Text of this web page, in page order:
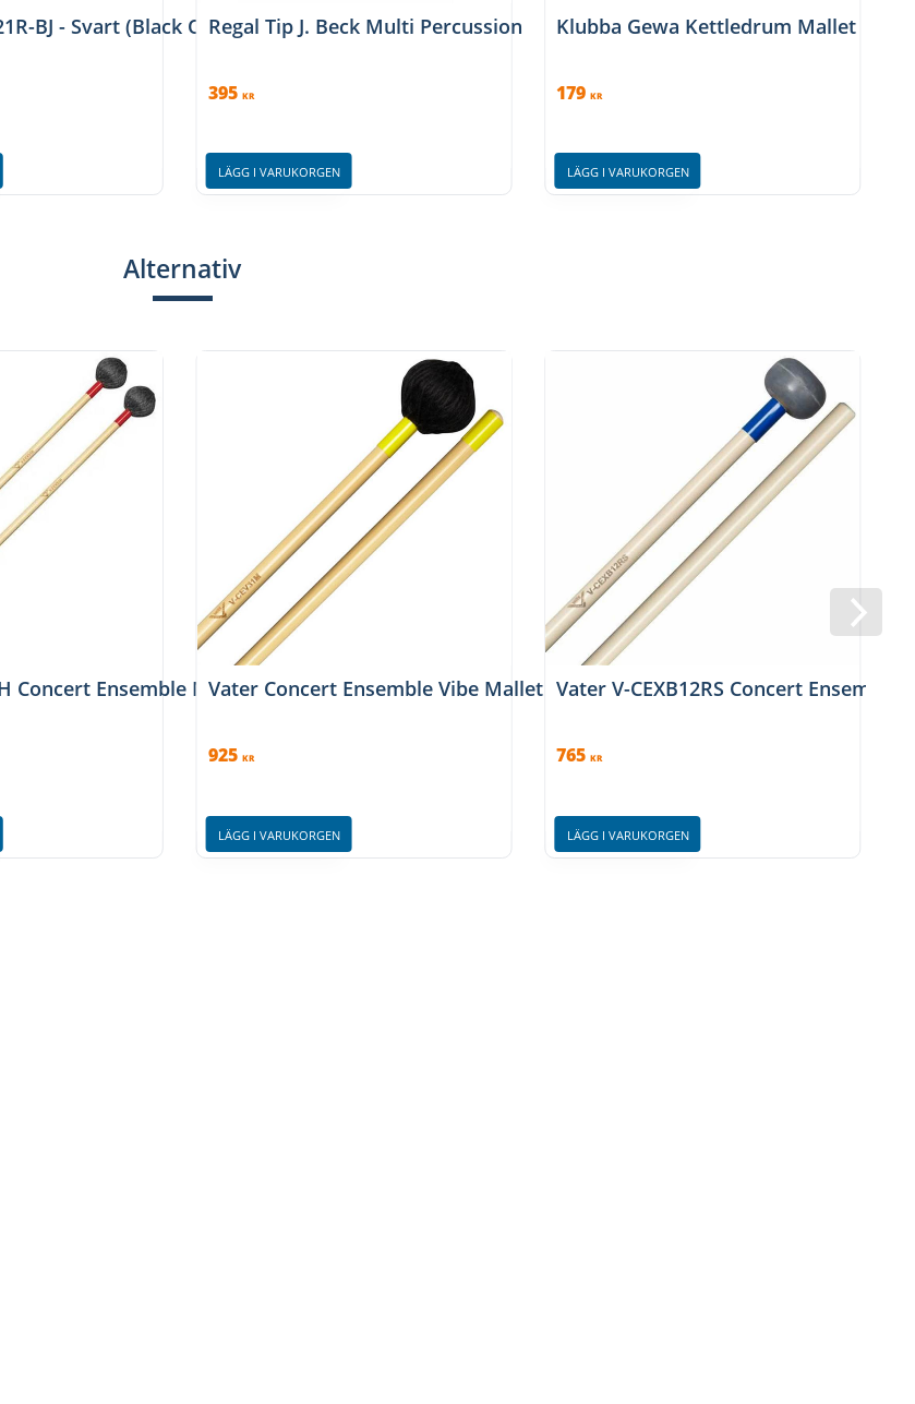
BJ - Svart (Black Out)Regal Tip J. Beck Multi Percussion
395 KR
LÄGG I VARUKORGEN
Klubba Gewa Kettledrum Mallet
179 KR
LÄGG I VARUKORGEN
Alternativ
Medium
Concert Ensemble Marimba Mallet – Hard
Vater Concert Ensemble Vibe Mallet – Medium
925 KR
LÄGG I VARUKORGEN
Vater V-CEXB12RS Concert
765 KR
LÄGG I VARUKORGEN